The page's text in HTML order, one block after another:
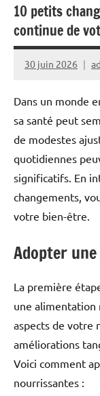
10 petits
continue de
30 juin 2026
Dans un monde
sa santé peut
de modestes
quotidiennes
significatifs. En
changements,
votre bien-être.
Adopter
La première
une alimentation
aspects de votre
améliorations
Voici comment
nourrissantes :